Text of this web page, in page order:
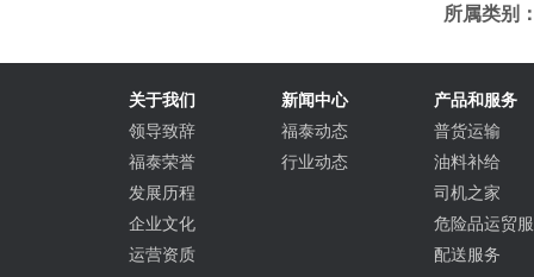
所属类别
关于我们
领导致辞
福泰荣誉
发展历程
企业文化
运营资质
新闻中心
福泰动态
行业动态
产品和服务
普货运输
油料补给
司机之家
危险品运贸
配送服务